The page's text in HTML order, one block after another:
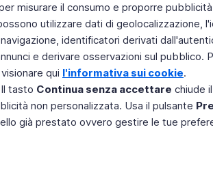
misurare il consumo e proporre
utilizzare dati di geolocalizzazione,
identificatori derivati
e derivare osservazioni sul pubblico.
qui l'informativa sui cookie.
tasto Continua senza accettare chiude
non personalizzata. Usa il pulsante
già prestato ovvero gestire le tue